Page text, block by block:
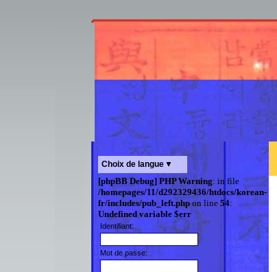
Choix de langue
[phpBB Debug] PHP Warning: in file
/homepages/11/d292329436/htdocs/korean-
fr/includes/pub_left.phpon line 54:
Undefined variable $err
Identifiant:
Mot de passe: